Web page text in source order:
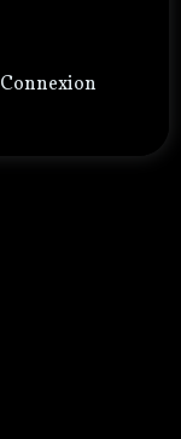
Connexion